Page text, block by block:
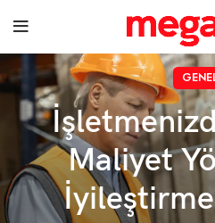
Maliyet